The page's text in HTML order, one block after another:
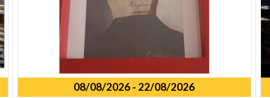
08/08/2026- 22/08/2026